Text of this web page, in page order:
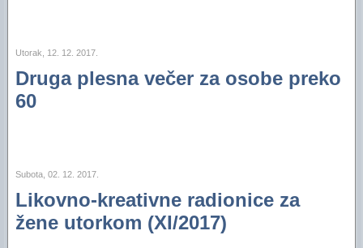
Utorak, 12. 12. 2017.
Druga plesna večer za osobe preko
60
Subota, 02. 12. 2017.
Likovno-kreativne radionice za
žene utorkom (XI/2017)